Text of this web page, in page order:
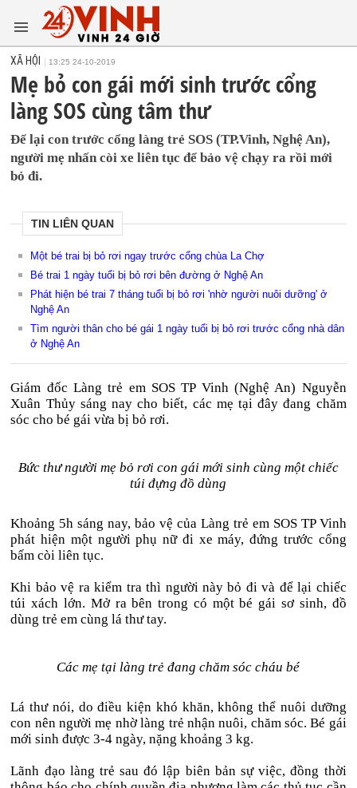
XÃ HỘI 13:25 24-10-2019
Mẹ bỏ con gái mới sinh trước cổng
làng SOS cùng tâm thư
Để lại con trước cổng làng trẻ SOS (TP.Vinh, Nghệ An),
người mẹ nhấn còi xe liên tục để bảo vệ chạy ra rồi mới
bỏ đi.
TIN LIÊN QUAN
Một bé trai bị bỏ rơi ngay trước cổng chùa La Chợ
Bé trai 1 ngày tuổi bị bỏ rơi bên đường ở Nghệ An
Phát hiện bé trai 7 tháng tuổi bị bỏ rơi 'nhờ người nuôi dưỡng' ở
Nghệ An
Tìm người thân cho bé gái 1 ngày tuổi bị bỏ rơi trước cổng nhà dân
ở Nghệ An
Giám đốc Làng trẻ em SOS TP Vinh (Nghệ An) Nguyễn
Xuân Thủy sáng nay cho biết, các mẹ tại đây đang chăm
sóc cho bé gái vừa bị bỏ rơi.
Bức thư người mẹ bỏ rơi con gái mới sinh cùng một chiếc
túi đựng đồ dùng
Khoảng 5h sáng nay, bảo vệ của Làng trẻ em SOS TP Vinh
phát hiện một người phụ nữ đi xe máy, đứng trước cổng
bấm còi liên tục.
Khi bảo vệ ra kiểm tra thì người này bỏ đi và để lại chiếc
túi xách lớn. Mở ra bên trong có một bé gái sơ sinh, đồ
dùng trẻ em cùng lá thư tay.
Các mẹ tại làng trẻ đang chăm sóc cháu bé
Lá thư nói, do điều kiện khó khăn, không thể nuôi dưỡng
con nên người mẹ nhờ làng trẻ nhận nuôi, chăm sóc. Bé gái
mới sinh được 3-4 ngày, nặng khoảng 3 kg.
Lãnh đạo làng trẻ sau đó lập biên bản sự việc, đồng thời